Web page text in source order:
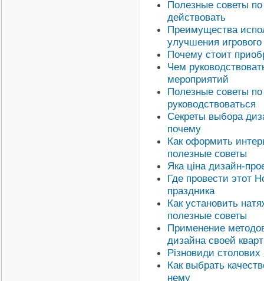
Полезные советы
действовать
Преимущества
улучшения
Почему стоит
Чем
мероприятий
Полезные советы
руководствоваться
Секреты выбора
почему
Как оформить
полезные советы
Яка ціна дизайн-
Где провести этот
праздника
Как установить
полезные советы
Применение
дизайна своей
Різновиди
Как выбрать
нему